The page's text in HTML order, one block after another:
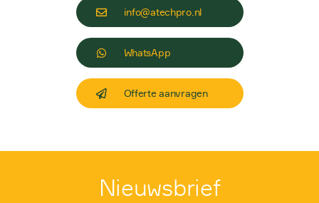
info@atechpro.nl
WhatsApp
Offerte aanvragen
Nieuwsbrief